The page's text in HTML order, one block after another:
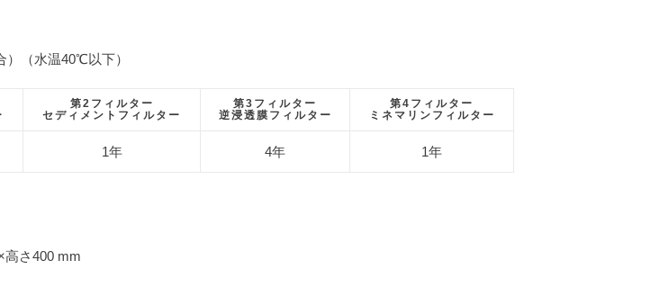
）（水温40℃以下）
第2フィルター
セディメントフィルター
第3フィルター
逆浸透膜フィルター
第4フィルター
ミネマリンフィルター
1年 4年 1年
高さ400 mm